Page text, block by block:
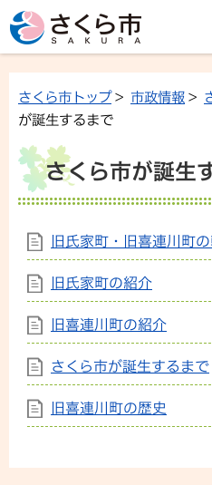
さくら市トップ> 市政情報 >
が誕生するまで
さくら市が誕生
旧氏家町・旧喜連川町
旧氏家町の紹介
旧喜連川町の紹介
さくら市が誕生するまで
旧喜連川町の歴史